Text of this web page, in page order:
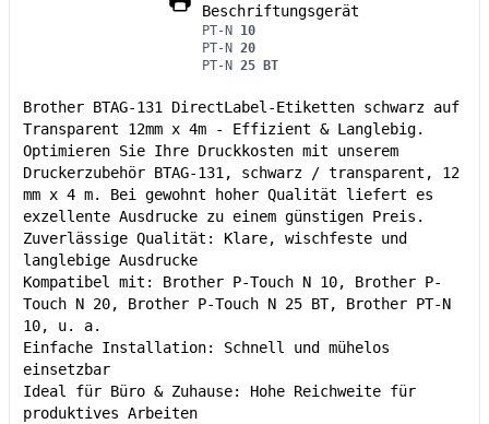
Beschriftungsgerät
PT-N 10
PT-N 20
PT-N 25 BT
Brother BTAG-131 DirectLabel-Etiketten schwarz auf
Transparent 12mm x 4m - Effizient & Langlebig.
Optimieren Sie Ihre Druckkosten mit unserem
Druckerzubehör BTAG-131, schwarz / transparent, 12
mm x 4 m. Bei gewohnt hoher Qualität liefert es
exzellente Ausdrucke zu einem günstigen Preis.
Zuverlässige Qualität: Klare, wischfeste und
langlebige Ausdrucke
Kompatibel mit: Brother P-Touch N 10, Brother P-
Touch N 20, Brother P-Touch N 25 BT, Brother PT-N
10, u. a.
Einfache Installation: Schnell und mühelos
einsetzbar
Ideal für Büro & Zuhause: Hohe Reichweite für
produktives Arbeiten